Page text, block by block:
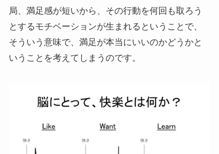
局、満足感が短いから、その行動を何回も取ろう
とするモチベーションが生まれるということで、
そういう意味で、満足が本当にいいのかどうかと
いうことを考えてしまうのです。